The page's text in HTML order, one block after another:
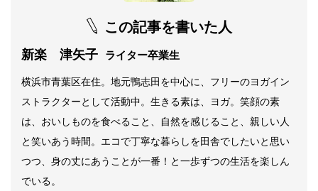
この記事を書いた人
新楽 津矢子 ライター卒業生
横浜市青葉区在住。地元鴨志田を中心に、フリーのヨガイン
ストラクターとして活動中。生きる素は、ヨガ。笑顔の素
は、おいしものを食べること、自然を感じること、親しい人
と笑いあう時間。エコで丁寧な暮らしを田舎でしたいと思い
つつ、身の丈にあうことが一番！と一歩ずつの生活を楽しん
でいる。